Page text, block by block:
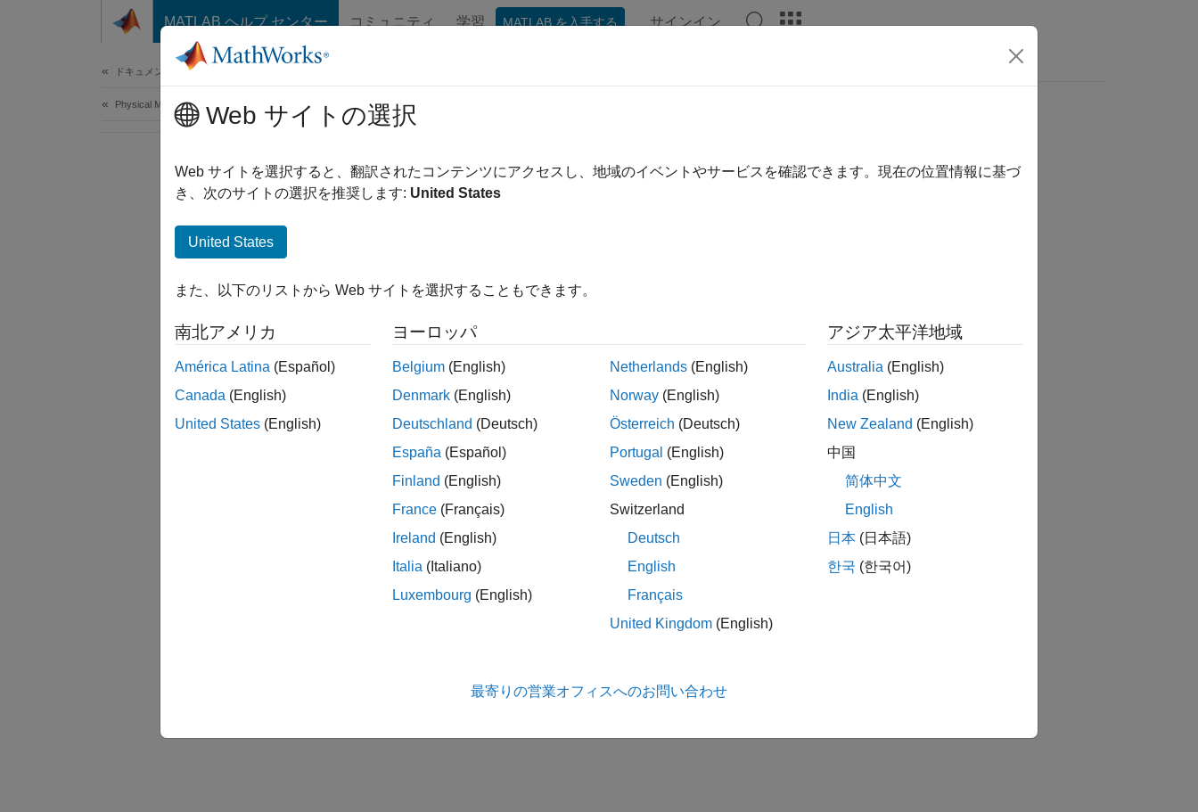
コンテンツへスキップ
MATLAB ヘルプ センター コミュニティ 学習 MATLAB を入手する サインイン
ドキュメンテーションのホーム
Physical Modeling Web サイトの選択
Web サイトを選択すると、翻訳されたコンテンツにアクセスし、地域のイベントやサービスを確認できます。現在の位置情報に基づ
き、次のサイトの選択を推奨します: United States
United States
また、以下のリストから Web サイトを選択することもできます。
南北アメリカ
América Latina (Español)
Canada (English)
United States (English)
ヨーロッパ
Belgium (English)
Denmark (English)
Deutschland (Deutsch)
España (Español)
Finland (English)
France (Français)
Ireland (English)
Italia (Italiano)
Luxembourg (English)
Netherlands (English)
Norway (English)
Österreich (Deutsch)
Portugal (English)
Sweden (English)
Switzerland
Deutsch
English
Français
United Kingdom (English)
アジア太平洋地域
Australia (English)
India (English)
New Zealand (English)
中国
简体中文
English
日本 (日本語)
한국 (한국어)
最寄りの営業オフィスへのお問い合わせ